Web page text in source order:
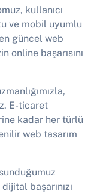
kullanıcı
ve mobil uyumlu
güncel web
başarısını
E-ticaret
kadar her türlü
web tasarım
başarınızı